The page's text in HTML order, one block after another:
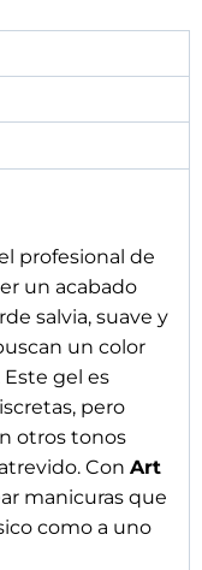
profesional de
un acabado
salvia, suave y
un color
gel es
pero
otros tonos
Con Art
manicuras que
como a uno